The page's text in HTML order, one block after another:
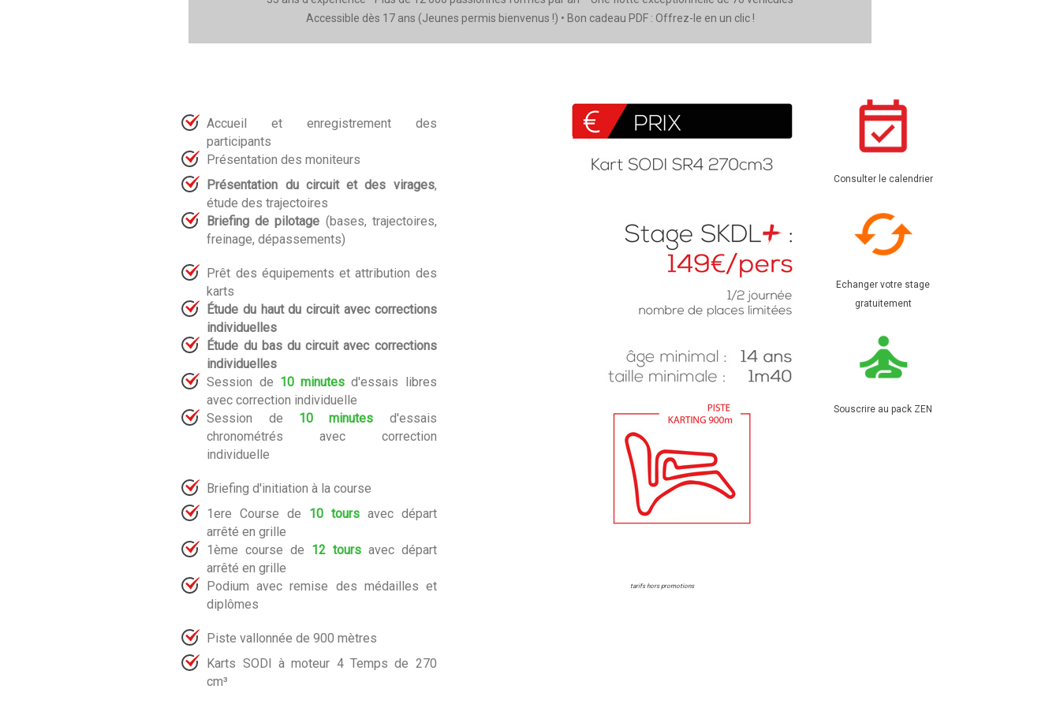
Accessible dès 17 ans (Jeunes permis bienvenus !) • Bon cadeau PDF : Offrez-le en un clic !
Accueil et enregistrement des
participants
Présentation des moniteurs
Présentation du circuit et des virages,
étude des trajectoires
Briefing de pilotage (bases, trajectoires,
freinage, dépassements)
Prêt des équipements et attribution des
karts
Étude du haut du circuit avec corrections
individuelles
Étude du bas du circuit avec corrections
individuelles
Session de 10 minutes d'essais libres
avec correction individuelle
Session de 10 minutes d'essais
chronométrés avec correction
individuelle
Briefing d'initiation à la course
1ere Course de 10 toursavec départ
arrêté en grille
1ème course de 12 toursavec départ
arrêté en grille
Podium avec remise des médailles et
diplômes
Piste vallonnée de 900 mètres
Karts SODI à moteur 4 Temps de 270
cm³
tarifs hors promotions
Consulter le calendrier
Echanger votre stage
gratuitement
Souscrire au pack ZEN